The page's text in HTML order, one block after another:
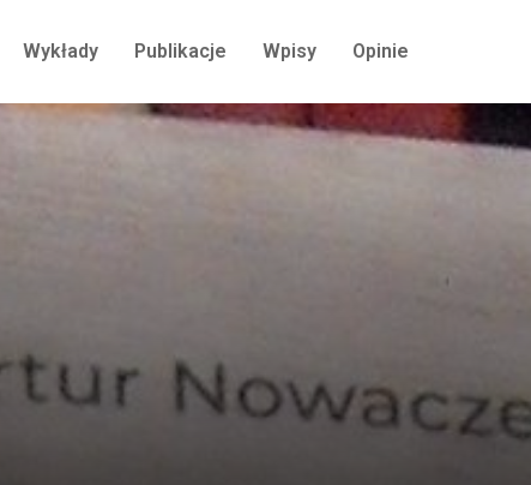
Wykłady Publikacje Wpisy Opinie